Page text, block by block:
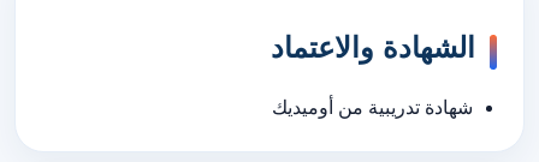
الشهادة والاعتماد
شهادة تدريبية من أوميديك